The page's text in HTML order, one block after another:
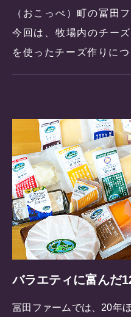
（おこっぺ）町の冨田
今回は、牧場内のチー
を使ったチーズ作りに
バラエティに富んだ
冨田ファームでは、20年